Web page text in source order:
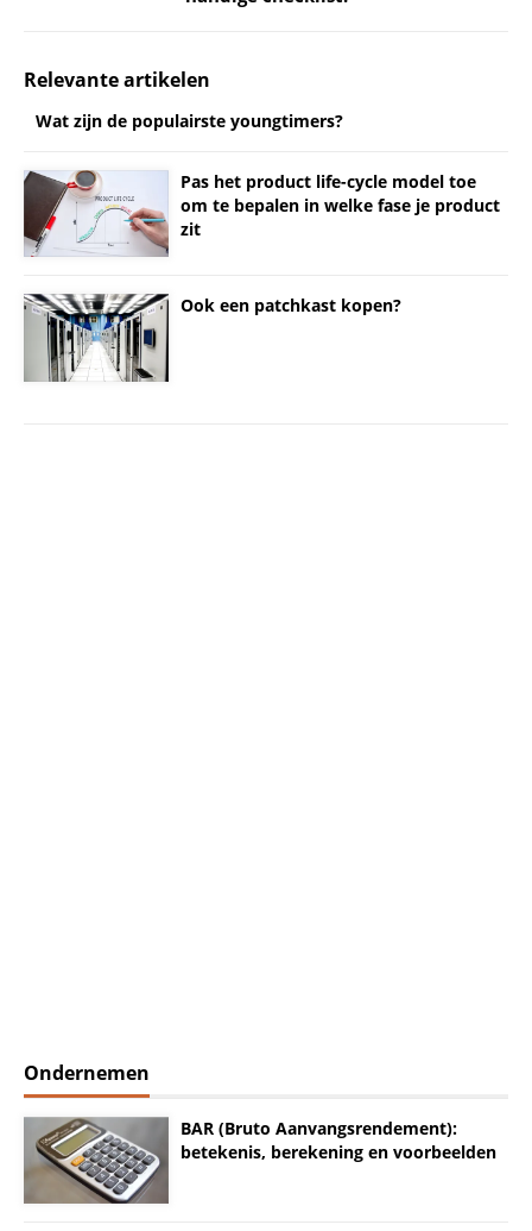
Relevante artikelen
Wat zijn de populairste youngtimers?
Pas het product life-cycle model toe
om te bepalen in welke fase je product
zit
Ook een patchkast kopen?
Ondernemen
BAR (Bruto Aanvangsrendement):
betekenis, berekening en voorbeelden